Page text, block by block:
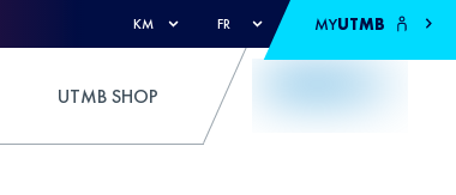
KM FR MYUTMB
UTMB SHOP